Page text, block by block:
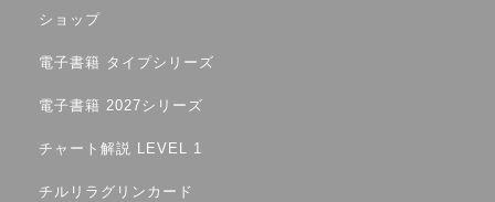
ショップ
電子書籍 タイプシリーズ
電子書籍 2027シリーズ
チャート解説 LEVEL 1
チルリラグリンカード